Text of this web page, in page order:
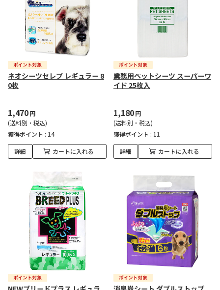
ネオシーツセレブ レギュラー 8
0枚
1,470円
(送料別・税込)
獲得ポイント : 14
詳細 カートに入れる
業務用ペットシーツ スーパーワ
イド 25枚入
1,180円
(送料別・税込)
獲得ポイント : 11
詳細 カートに入れる